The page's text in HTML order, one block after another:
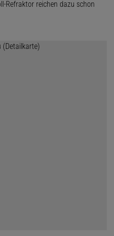
Refraktor reichen dazu schon